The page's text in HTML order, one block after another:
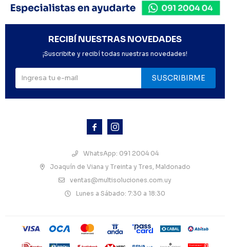
 
WhatsApp: 091 2004 04
Joaquín de Viana y Treinta y Tres, Maldonado
ventas@multisoluciones.com.uy
Lunes a Sábado: 7:30 a 18:30
RECIBÍ NUESTRAS NOVEDADES
¡Suscribite y recibí todas nuestras novedades!
SUSCRIBIRME